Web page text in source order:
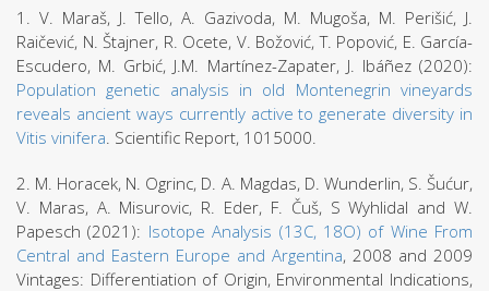
1. V. Maraš, J. Tello, A. Gazivoda, M. Mugoša, M. Perišić, J.
Raičević, N. Štajner, R. Ocete, V. Božović, T. Popović, E. García-
Escudero, M. Grbić, J.M. Martínez-Zapater, J. Ibáñez (2020):
Population genetic analysis in old Montenegrin vineyards
reveals ancient ways currently active to generate diversity in
Vitis vinifera. Scientific Report, 1015000.
2. M. Horacek, N. Ogrinc, D. A. Magdas, D. Wunderlin, S. Šućur,
V. Maras, A. Misurovic, R. Eder, F. Čuš, S Wyhlidal and W.
Papesch (2021): Isotope Analysis (13C, 18O) of Wine From
Central and Eastern Europe and Argentina, 2008 and 2009
Vintages: Differentiation of Origin, Environmental Indications,